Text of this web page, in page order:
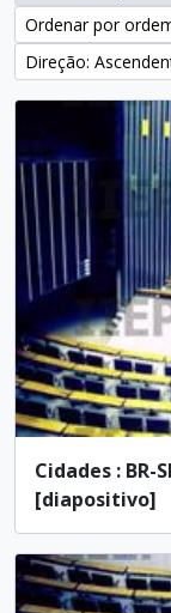
Ordenar por
Direção:
Cidades : BR-
[diapositivo]